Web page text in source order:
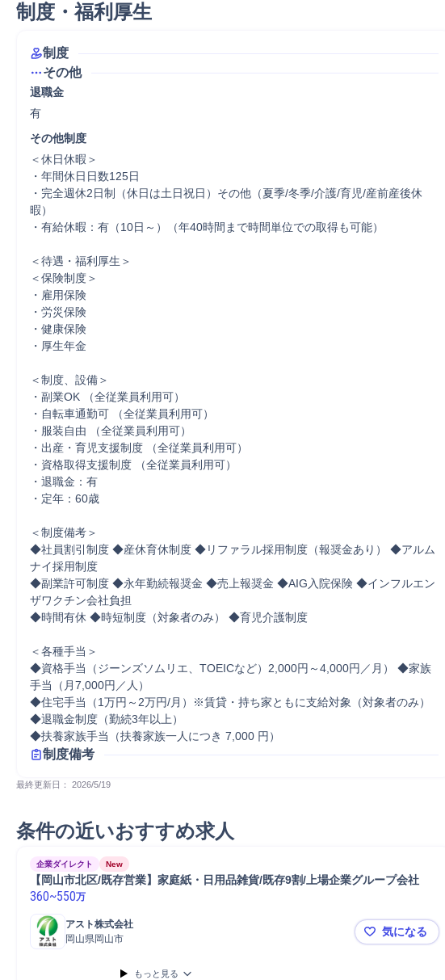
制度・福利厚生
制度
その他
退職金
有
その他制度
＜休日休暇＞
・年間休日日数125日
・完全週休2日制（休日は土日祝日）その他（夏季/冬季/介護/育児/産前産後休
暇）
・有給休暇：有（10日～）（年40時間まで時間単位での取得も可能）
＜待遇・福利厚生＞
＜保険制度＞
・雇用保険
・労災保険
・健康保険
・厚生年金
＜制度、設備＞
・副業OK （全従業員利用可）
・自転車通勤可 （全従業員利用可）
・服装自由 （全従業員利用可）
・出産・育児支援制度 （全従業員利用可）
・資格取得支援制度 （全従業員利用可）
・退職金：有
・定年：60歳
＜制度備考＞
◆社員割引制度 ◆産休育休制度 ◆リファラル採用制度（報奨金あり） ◆アルム
ナイ採用制度
◆副業許可制度 ◆永年勤続報奨金 ◆売上報奨金 ◆AIG入院保険 ◆インフルエン
ザワクチン会社負担
◆時間有休 ◆時短制度（対象者のみ） ◆育児介護制度
＜各種手当＞
◆資格手当（ジーンズソムリエ、TOEICなど）2,000円～4,000円／月） ◆家族
手当（月7,000円／人）
◆住宅手当（1万円～2万円/月）※賃貸・持ち家ともに支給対象（対象者のみ）
◆退職金制度（勤続3年以上）
◆扶養家族手当（扶養家族一人につき 7,000 円）
制度備考
最終更新日： 2026/5/19
条件の近いおすすめ求人
企業ダイレクト New
【岡山市北区/既存営業】家庭紙・日用品雑貨/既存9割/上場企業グループ会社
360~550万
アスト株式会社
岡山県岡山市
【岡山
気になる
もっと見る